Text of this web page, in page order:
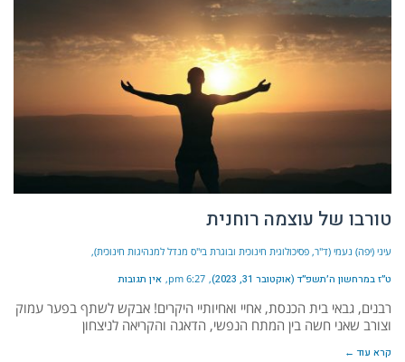
טורבו של עוצמה רוחנית
עיני (יפה) נעמי (ד"ר, פסיכולוגית חינוכית ובוגרת בי"ס מנדל למנהיגות חינוכית)
ט״ז במרחשון ה׳תשפ״ד (אוקטובר 31, 2023) 6:27 pm אין תגובות
רבנים, גבאי בית הכנסת, אחיי ואחיותיי היקרים! אבקש לשתף בפער עמוק
וצורב שאני חשה בין המתח הנפשי, הדאגה והקריאה לניצחון
קרא עוד ←